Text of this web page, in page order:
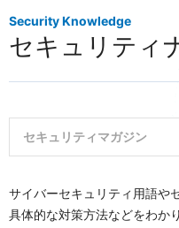
製品・サービス
カテゴリから探す
セキュリティコンサルティ
セキュリティ管理
セキュリティ防御
セキュリティ監視・検知
セキュリティナレッジ
ニュース
Security Knowledge
セキュリティ
セキュリティマガジン
サイバーセキュリティレポ
サイバーセキュリティ用語や
具体的な対策方法などをわか